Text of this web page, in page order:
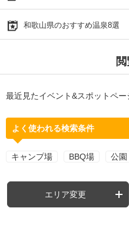
和歌山県のおすすめ温泉8選
最近見たイベント&スポットペー
よく使われる検索条件
キャンプ場 BBQ場 公園
エリア変更